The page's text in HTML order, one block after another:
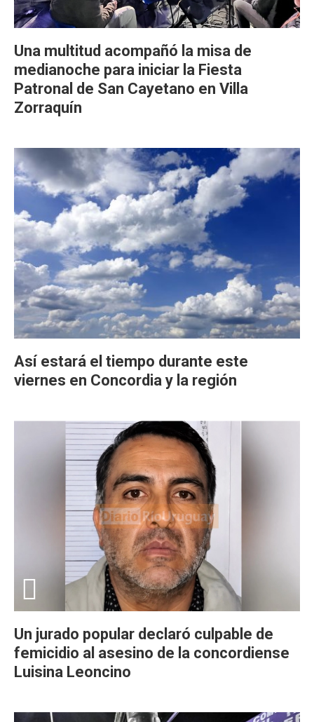
Una multitud acompañó la misa de
medianoche para iniciar la Fiesta
Patronal de San Cayetano en Villa
Zorraquín
Así estará el tiempo durante este
viernes en Concordia y la región
Un jurado popular declaró culpable de
femicidio al asesino de la concordiense
Luisina Leoncino